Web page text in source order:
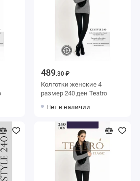
489.30 ₽
Колготки женские 4
размер 240 ден Teatro
Нет в наличии